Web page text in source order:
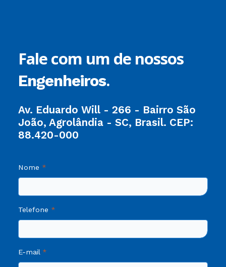
Fale com um de nossos
Engenheiros.
Av. Eduardo Will - 266 - Bairro São
João, Agrolândia - SC, Brasil. CEP:
88.420-000
Nome
Telefone
E-mail